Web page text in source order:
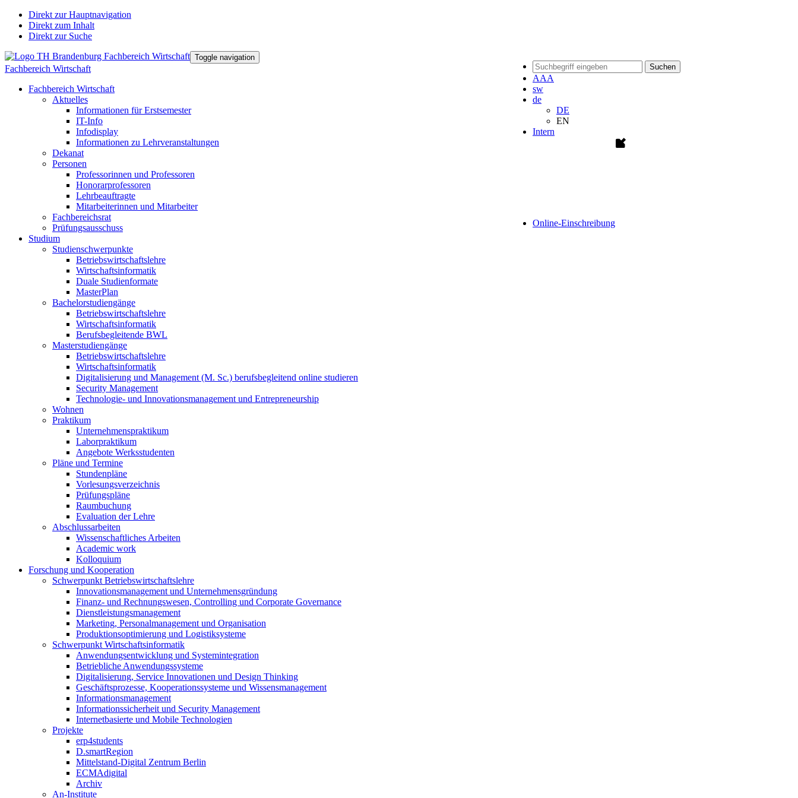
Direkt zur Hauptnavigation
Direkt zum Inhalt
Direkt zur Suche
Suchen
AAA
sw
de
DE
EN
Intern
Online-Einschreibung
Toggle navigation
Fachbereich Wirtschaft
Fachbereich Wirtschaft
Aktuelles
Informationen für Erstsemester
IT-Info
Infodisplay
Informationen zu Lehrveranstaltungen
Dekanat
Personen
Professorinnen und Professoren
Honorarprofessoren
Lehrbeauftragte
Mitarbeiterinnen und Mitarbeiter
Fachbereichsrat
Prüfungsausschuss
Studium
Studienschwerpunkte
Betriebswirtschaftslehre
Wirtschaftsinformatik
Duale Studienformate
MasterPlan
Bachelorstudiengänge
Betriebswirtschaftslehre
Wirtschaftsinformatik
Berufsbegleitende BWL
Masterstudiengänge
Betriebswirtschaftslehre
Wirtschaftsinformatik
Digitalisierung und Management (M. Sc.) berufsbegleitend online studieren
Security Management
Technologie- und Innovationsmanagement und Entrepreneurship
Wohnen
Praktikum
Unternehmenspraktikum
Laborpraktikum
Angebote Werksstudenten
Pläne und Termine
Stundenpläne
Vorlesungsverzeichnis
Prüfungspläne
Raumbuchung
Evaluation der Lehre
Abschlussarbeiten
Wissenschaftliches Arbeiten
Academic work
Kolloquium
Forschung und Kooperation
Schwerpunkt Betriebswirtschaftslehre
Innovationsmanagement und Unternehmensgründung
Finanz- und Rechnungswesen, Controlling und Corporate Governance
Dienstleistungsmanagement
Marketing, Personalmanagement und Organisation
Produktionsoptimierung und Logistiksysteme
Schwerpunkt Wirtschaftsinformatik
Anwendungsentwicklung und Systemintegration
Betriebliche Anwendungssysteme
Digitalisierung, Service Innovationen und Design Thinking
Geschäftsprozesse, Kooperationssysteme und Wissensmanagement
Informationsmanagement
Informationssicherheit und Security Management
Internetbasierte und Mobile Technologien
Projekte
erp4students
D.smartRegion
Mittelstand-Digital Zentrum Berlin
ECMAdigital
Archiv
An-Institute